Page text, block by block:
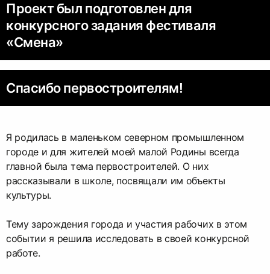
Проект был подготовлен для
конкурсного задания фестиваля
«Смена»
Спасибо первостроителям!
Я родилась в маленьком северном промышленном
городе и для жителей моей малой Родины всегда
главной была тема первостроителей. О них
рассказывали в школе, посвящали им объекты
культуры.
Тему зарождения города и участия рабочих в этом
событии я решила исследовать в своей конкурсной
работе.